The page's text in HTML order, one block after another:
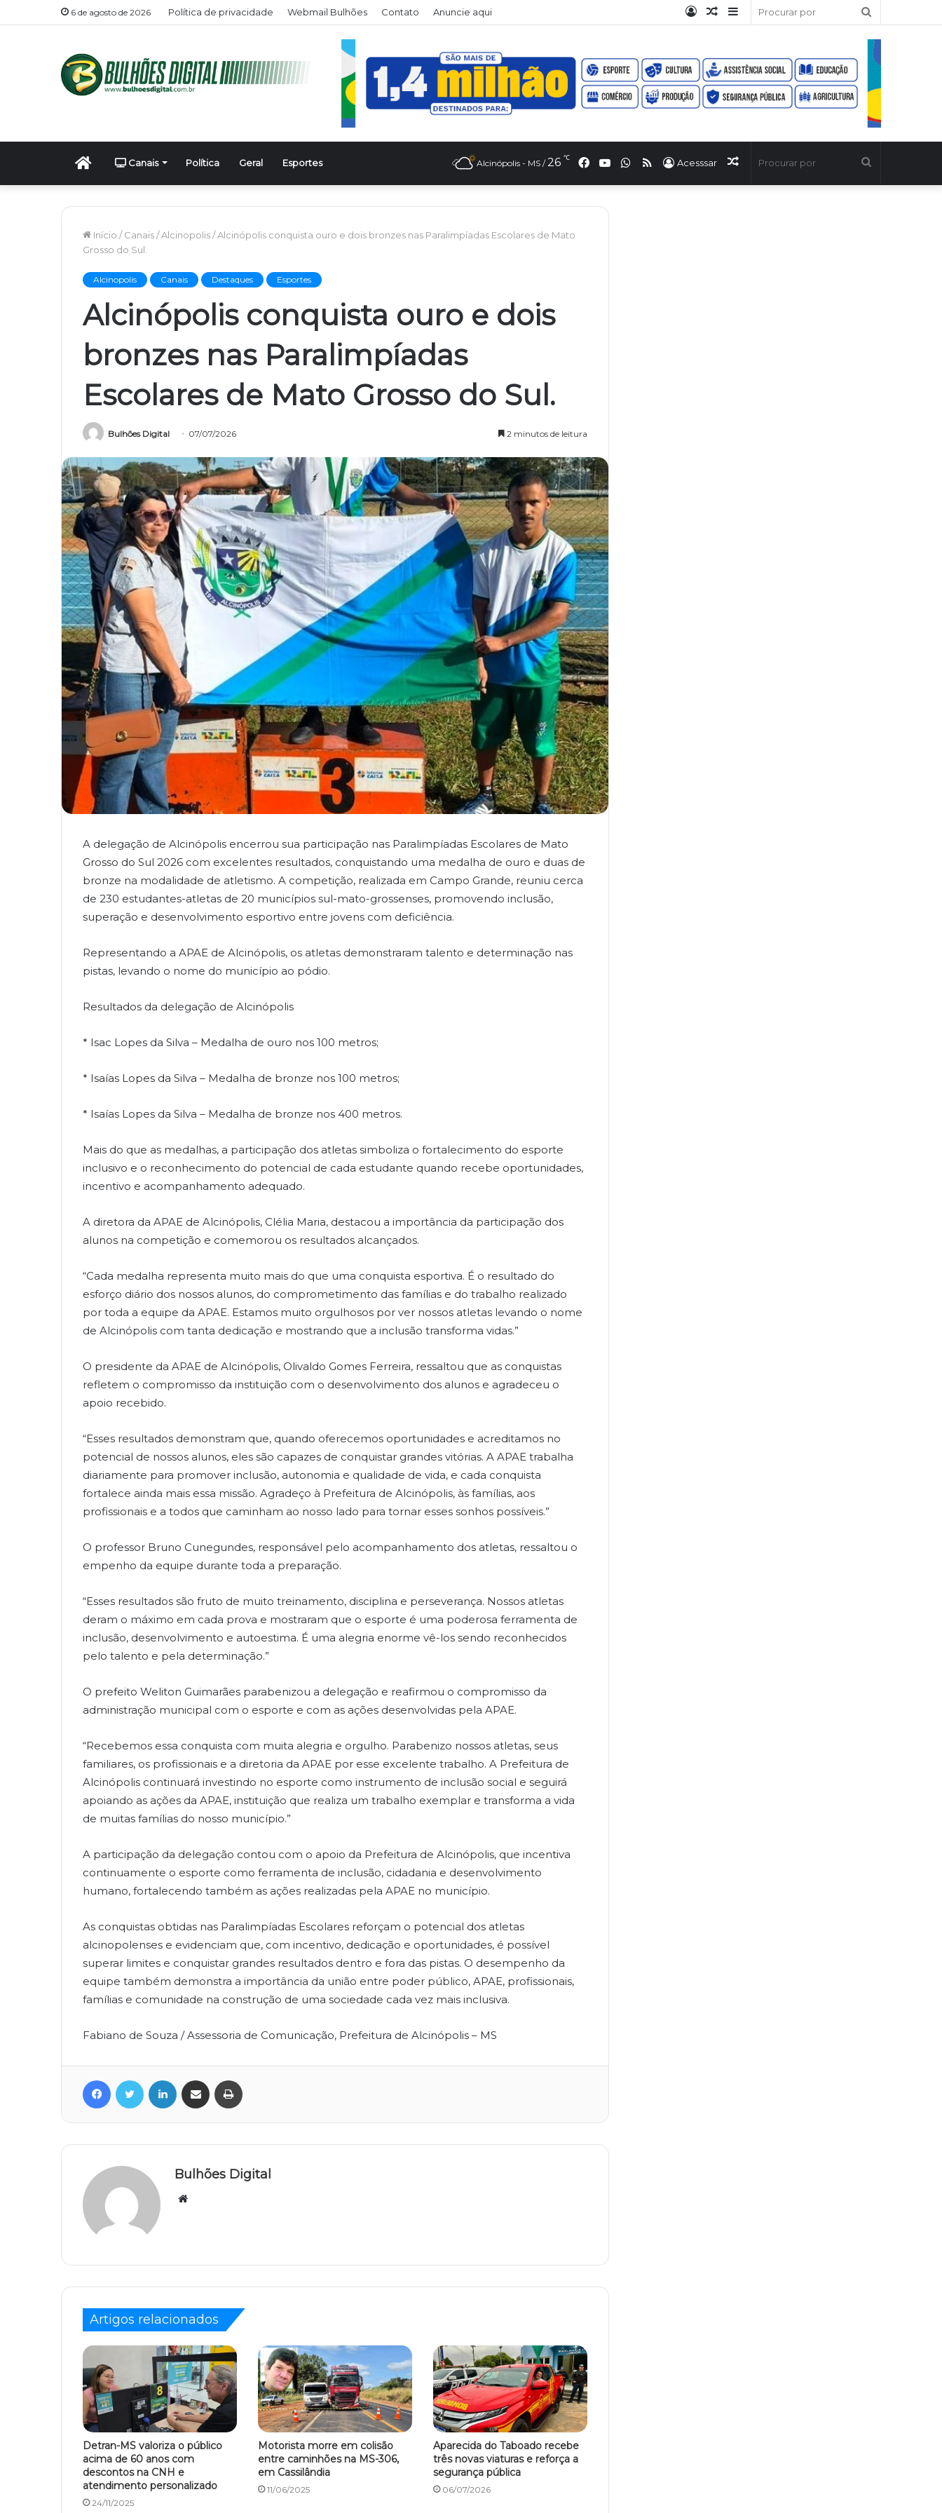
6 de agosto de 2026 Política de privacidade Webmail Bulhões Contato Anuncie aqui
por
Barra
Artigo
Entrar
Início Canais Política Geral Esportes Artigo
Acesssar
RSS
WhatsApp
YouTube
Facebook
Alcinópolis - MS / 26 ℃
Início / Canais/Alcinopolis/Alcinópolis conquista ouro e dois bronzes nas Paralimpíadas Escolares de Mato
Grosso do Sul.
Alcinopolis Canais Destaques Esportes
Alcinópolis conquista ouro e dois
bronzes nas Paralimpíadas
Escolares de Mato Grosso do Sul.
Bulhões Digital 07/07/2026 2 minutos de leitura
A delegação de Alcinópolis encerrou sua participação nas Paralimpíadas Escolares de Mato
Grosso do Sul 2026 com excelentes resultados, conquistando uma medalha de ouro e duas de
bronze na modalidade de atletismo. A competição, realizada em Campo Grande, reuniu cerca
de 230 estudantes-atletas de 20 municípios sul-mato-grossenses, promovendo inclusão,
superação e desenvolvimento esportivo entre jovens com deficiência.
Representando a APAE de Alcinópolis, os atletas demonstraram talento e determinação nas
pistas, levando o nome do município ao pódio.
Resultados da delegação de Alcinópolis
* Isac Lopes da Silva – Medalha de ouro nos 100 metros;
* Isaías Lopes da Silva – Medalha de bronze nos 100 metros;
* Isaías Lopes da Silva – Medalha de bronze nos 400 metros.
Mais do que as medalhas, a participação dos atletas simboliza o fortalecimento do esporte
inclusivo e o reconhecimento do potencial de cada estudante quando recebe oportunidades,
incentivo e acompanhamento adequado.
A diretora da APAE de Alcinópolis, Clélia Maria, destacou a importância da participação dos
alunos na competição e comemorou os resultados alcançados.
“Cada medalha representa muito mais do que uma conquista esportiva. É o resultado do
esforço diário dos nossos alunos, do comprometimento das famílias e do trabalho realizado
por toda a equipe da APAE. Estamos muito orgulhosos por ver nossos atletas levando o nome
de Alcinópolis com tanta dedicação e mostrando que a inclusão transforma vidas.”
O presidente da APAE de Alcinópolis, Olivaldo Gomes Ferreira, ressaltou que as conquistas
refletem o compromisso da instituição com o desenvolvimento dos alunos e agradeceu o
apoio recebido.
“Esses resultados demonstram que, quando oferecemos oportunidades e acreditamos no
potencial de nossos alunos, eles são capazes de conquistar grandes vitórias. A APAE trabalha
diariamente para promover inclusão, autonomia e qualidade de vida, e cada conquista
fortalece ainda mais essa missão. Agradeço à Prefeitura de Alcinópolis, às famílias, aos
profissionais e a todos que caminham ao nosso lado para tornar esses sonhos possíveis.”
O professor Bruno Cunegundes, responsável pelo acompanhamento dos atletas, ressaltou o
empenho da equipe durante toda a preparação.
“Esses resultados são fruto de muito treinamento, disciplina e perseverança. Nossos atletas
deram o máximo em cada prova e mostraram que o esporte é uma poderosa ferramenta de
inclusão, desenvolvimento e autoestima. É uma alegria enorme vê-los sendo reconhecidos
pelo talento e pela determinação.”
O prefeito Weliton Guimarães parabenizou a delegação e reafirmou o compromisso da
administração municipal com o esporte e com as ações desenvolvidas pela APAE.
“Recebemos essa conquista com muita alegria e orgulho. Parabenizo nossos atletas, seus
familiares, os profissionais e a diretoria da APAE por esse excelente trabalho. A Prefeitura de
Alcinópolis continuará investindo no esporte como instrumento de inclusão social e seguirá
apoiando as ações da APAE, instituição que realiza um trabalho exemplar e transforma a vida
de muitas famílias do nosso município.”
A participação da delegação contou com o apoio da Prefeitura de Alcinópolis, que incentiva
continuamente o esporte como ferramenta de inclusão, cidadania e desenvolvimento
humano, fortalecendo também as ações realizadas pela APAE no município.
As conquistas obtidas nas Paralimpíadas Escolares reforçam o potencial dos atletas
alcinopolenses e evidenciam que, com incentivo, dedicação e oportunidades, é possível
superar limites e conquistar grandes resultados dentro e fora das pistas. O desempenho da
equipe também demonstra a importância da união entre poder público, APAE, profissionais,
famílias e comunidade na construção de uma sociedade cada vez mais inclusiva.
Fabiano de Souza / Assessoria de Comunicação, Prefeitura de Alcinópolis – MS
FacebookTwitter Linkedin Compartilhar via e-mail
Bulhões Digital
Website
Artigos relacionados
Detran-MS valoriza o público
acima de 60 anos com
descontos na CNH e
atendimento personalizado
24/11/2025
Motorista morre em colisão
entre caminhões na MS-306,
em Cassilândia
11/06/2025
Aparecida do Taboado recebe
três novas viaturas e reforça a
segurança pública
06/07/2026